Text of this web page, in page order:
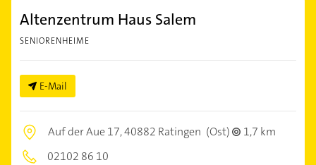
Altenzentrum Haus Salem
SENIORENHEIME
E-Mail
Auf der Aue 17,40882 Ratingen (Ost)
1,7 km
02102 86 10